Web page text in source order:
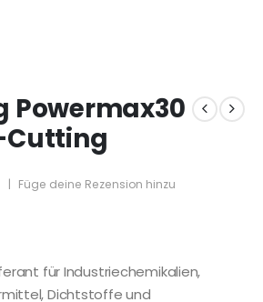
Powermax30
Cutting
| Füge deine Rezension hinzu
für Industriechemikalien,
Dichtstoffe und